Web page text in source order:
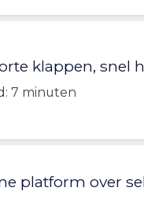
klappen, snel
7 minuten
platform over